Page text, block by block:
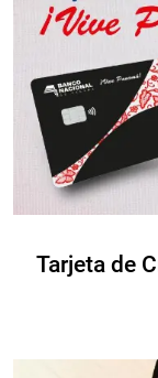
Tarjeta de